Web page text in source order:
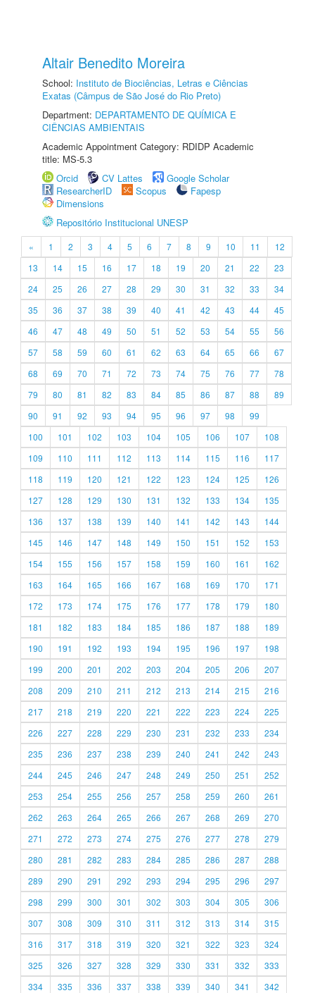
Altair Benedito Moreira
School: Instituto de Biociências, Letras e Ciências
Exatas (Câmpus de São José do Rio Preto)
Department: DEPARTAMENTO DE QUÍMICA E
CIÊNCIAS AMBIENTAIS
Academic Appointment Category: RDIDP Academic
title: MS-5.3
Orcid
CV Lattes
Google Scholar
ResearcherID
Scopus
Fapesp
Dimensions
Repositório Institucional UNESP
« 1 2 3 4 5 6 7 8 9 10 11
12
13
14 15 16 17 18 19 20 21 22
23
24
25 26 27 28 29 30 31 32 33
34
35
36 37 38 39 40 41 42 43 44
45
46
47 48 49 50 51 52 53 54 55
56
57
58 59 60 61 62 63 64 65 66
67
68
69 70 71 72 73 74 75 76 77
78
79
80 81 82 83 84 85 86 87 88
89
90
91 92 93 94 95 96 97 98
99
100
101 102 103 104 105 106 107
108
109
110 111 112 113 114 115 116
117
118
119 120 121 122 123 124 125
126
127
128 129 130 131 132 133 134
135
136
137 138 139 140 141 142 143
144
145
146 147 148 149 150 151 152
153
154
155 156 157 158 159 160 161
162
163
164 165 166 167 168 169 170
171
172
173 174 175 176 177 178 179
180
181
182 183 184 185 186 187 188
189
190
191 192 193 194 195 196 197
198
199
200 201 202 203 204 205 206
207
208
209 210 211 212 213 214 215
216
217
218 219 220 221 222 223 224
225
226
227 228 229 230 231 232 233
234
235
236 237 238 239 240 241 242
243
244
245 246 247 248 249 250 251
252
253
254 255 256 257 258 259 260
261
262
263 264 265 266 267 268 269
270
271
272 273 274 275 276 277 278
279
280
281 282 283 284 285 286 287
288
289
290 291 292 293 294 295 296
297
298
299 300 301 302 303 304 305
306
307
308 309 310 311 312 313 314
315
316
317 318 319 320 321 322 323
324
325
326 327 328 329 330 331 332
333
334
335 336 337 338 339 340 341 342